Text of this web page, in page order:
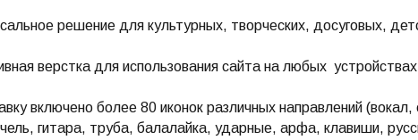
решение для культурных, творческих, досуговых,
верстка для использования сайта на любых
включено более 80 иконок различных направлений
гитара, труба, балалайка, ударные, арфа, клавиши,